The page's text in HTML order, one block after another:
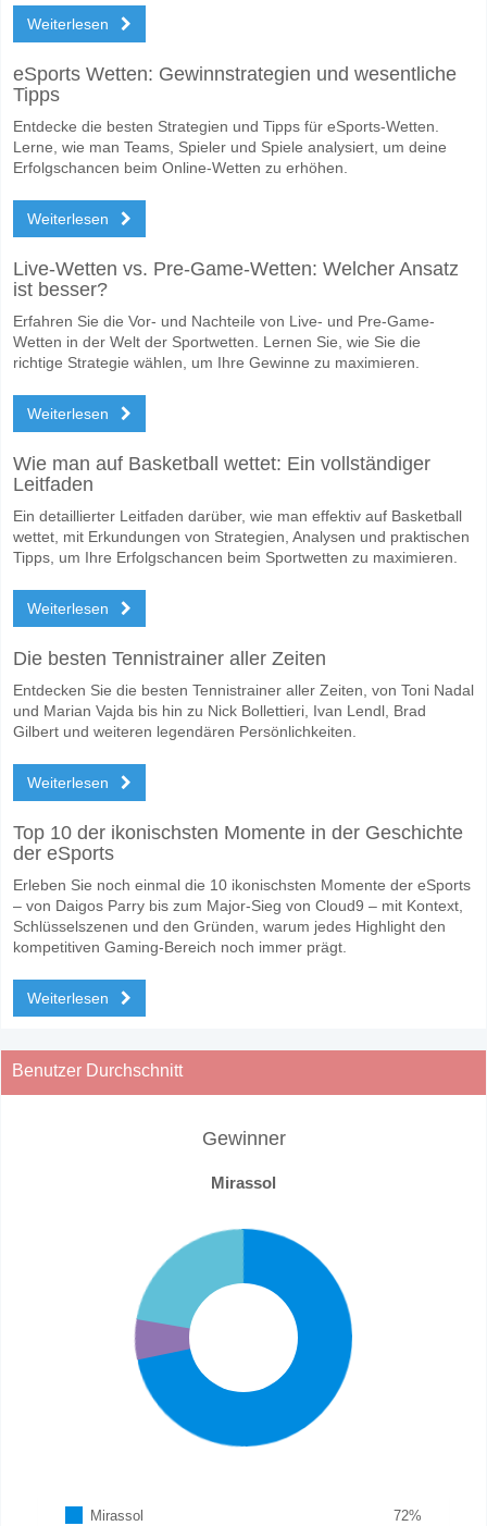
Werden beide Teams im Spiel punkten Mirassol v
Nein für Beide Teams Erzielen, mit einem Prozentsatz von 59%.
Wofür ist die richtige Ergebnisprognose Mirassol v
Auf der riskanten Seite, können Sie das Korrektes Ergebnis von
Weiterlesen
eSports Wetten: Gewinnstrategien und wesentliche
Tipps
Entdecke die besten Strategien und Tipps für eSports-Wetten.
Lerne, wie man Teams, Spieler und Spiele analysiert, um deine
Erfolgschancen beim Online-Wetten zu erhöhen.
Weiterlesen
Live-Wetten vs. Pre-Game-Wetten: Welcher Ansatz
ist besser?
Erfahren Sie die Vor- und Nachteile von Live- und Pre-Game-
Wetten in der Welt der Sportwetten. Lernen Sie, wie Sie die
richtige Strategie wählen, um Ihre Gewinne zu maximieren.
Weiterlesen
Wie man auf Basketball wettet: Ein vollständiger
Leitfaden
Ein detaillierter Leitfaden darüber, wie man effektiv auf Basketball
wettet, mit Erkundungen von Strategien, Analysen und praktischen
Tipps, um Ihre Erfolgschancen beim Sportwetten zu maximieren.
Weiterlesen
Die besten Tennistrainer aller Zeiten
Entdecken Sie die besten Tennistrainer aller Zeiten, von Toni Nadal
und Marian Vajda bis hin zu Nick Bollettieri, Ivan Lendl, Brad
Gilbert und weiteren legendären Persönlichkeiten.
Weiterlesen
Top 10 der ikonischsten Momente in der Geschichte
der eSports
Erleben Sie noch einmal die 10 ikonischsten Momente der eSports
– von Daigos Parry bis zum Major-Sieg von Cloud9 – mit Kontext,
Schlüsselszenen und den Gründen, warum jedes Highlight den
kompetitiven Gaming-Bereich noch immer prägt.
Weiterlesen
Benutzer Durchschnitt
Gewinner
Mirassol
Mirassol %
72